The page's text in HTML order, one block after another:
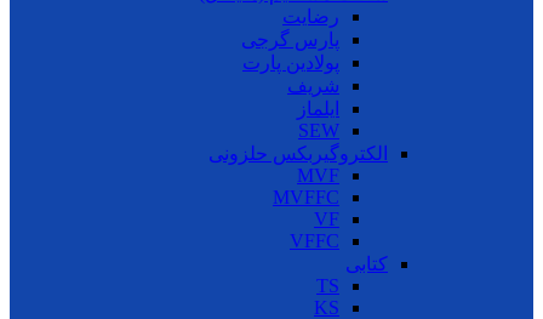
رضایت
پارس گرجی
پولادین پارت
شریف
ایلماز
SEW
الکتروگیربکس حلزونی
MVF
MVFFC
VF
VFFC
کتابی
TS
KS